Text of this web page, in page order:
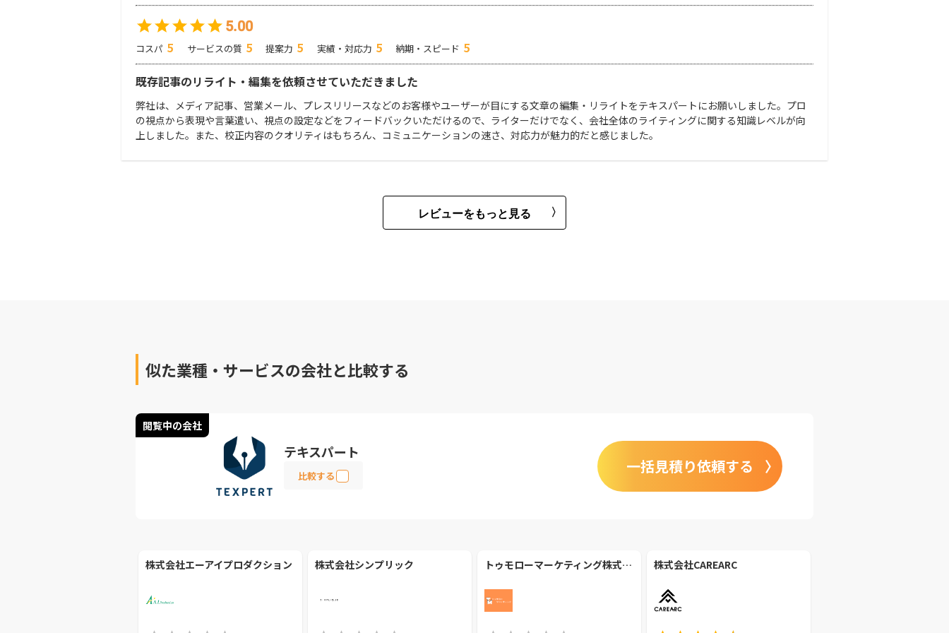
5.00
コスパ 5 サービスの質 5 提案力 5 実績・対応力 5 納期・スピード 5
既存記事のリライト・編集を依頼させていただきました
弊社は、メディア記事、営業メール、プレスリリースなどのお客様やユーザーが目にする文章の編集・リライトをテキスパートにお願いしました。プロ
の視点から表現や言葉遣い、視点の設定などをフィードバックいただけるので、ライターだけでなく、会社全体のライティングに関する知識レベルが向
上しました。また、校正内容のクオリティはもちろん、コミュニケーションの速さ、対応力が魅力的だと感じました。
レビューをもっと見る
似た業種・サービスの会社と比較する
閲覧中の会社
テキスパート
比較する 一括見積り依頼する
株式会社エーアイプロダクション 株式会社シンプリック トゥモローマーケティング株式会社 株式会社CAREARC